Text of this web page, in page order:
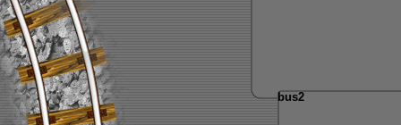
bus2